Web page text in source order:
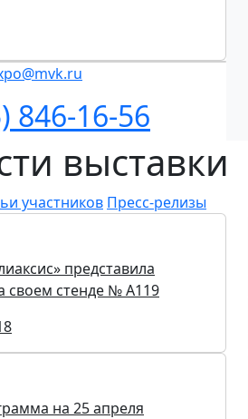
846-16-56
выставки
участников Пресс-релизы
представила
своем стенде № А119
на 25 апреля